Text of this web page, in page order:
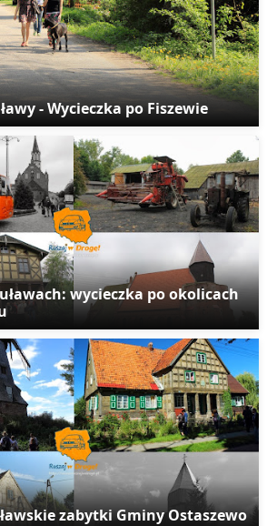
- Wycieczka po Fiszewie
wycieczka po okolicach
zabytki Gminy Ostaszewo